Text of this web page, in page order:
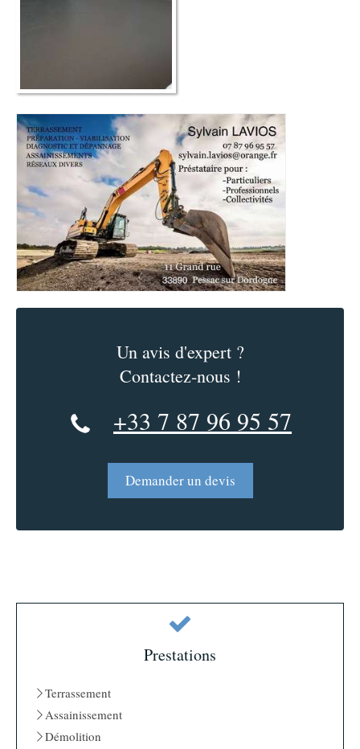
Un avis d'expert ?
Contactez-nous !
+33 7 87 96 95 57
Demander un devis
Prestations
Terrassement
Assainissement
Démolition